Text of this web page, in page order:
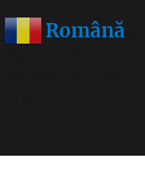
was called
Română